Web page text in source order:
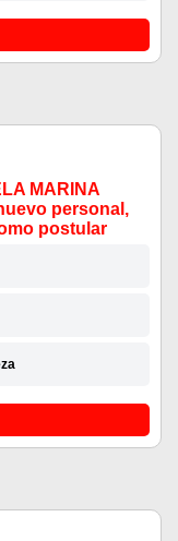
MARINA
personal,
postular